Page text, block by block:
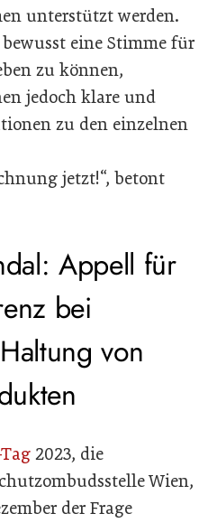
unterstützt werden.
eine Stimme für
zu können,
jedoch klare und
zu den einzelnen
jetzt!“, betont
Appell für
bei
von
2023, die
Wien,
der Frage